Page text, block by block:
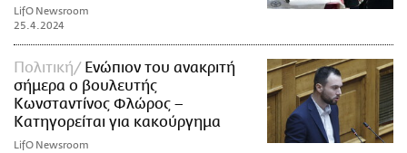
LifO Newsroom
25.4.2024
Πολιτική
Ενώπιον του ανακριτή
σήμερα ο βουλευτής
Κωνσταντίνος Φλώρος –
Κατηγορείται για κακούργημα
LifO Newsroom